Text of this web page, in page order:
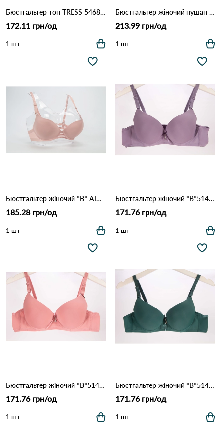
Бюстгальтер топ TRESS 5468 Голубий
172.11 грн/од
1 шт
Бюстгальтер жіночий пушап *C* AIMINA 18300 10.2 Зелений
213.99 грн/од
1 шт
Бюстгальтер жіночий *B* AIMINA 1328 9,2 Пудра
185.28 грн/од
1 шт
Бюстгальтер жіночий *B*5148* INTIMIDAO 16.2 Фіолетовий
171.76 грн/од
1 шт
Бюстгальтер жіночий *B*5148* INTIMIDAO 16.2 Темно рожевий
171.76 грн/од
1 шт
Бюстгальтер жіночий *B*5148* INTIMIDAO 16.2 Зелений
171.76 грн/од
1 шт